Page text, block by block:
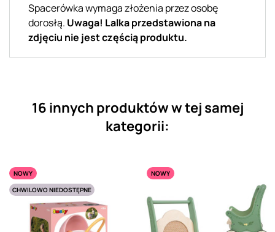
Spacerówka wymaga złożenia przez osobę
dorosłą. Uwaga! Lalka przedstawiona na
zdjęciu nie jest częścią produktu.
16 innych produktów w tej samej
kategorii:
NOWY
CHWILOWO NIEDOSTĘPNE
NOWY